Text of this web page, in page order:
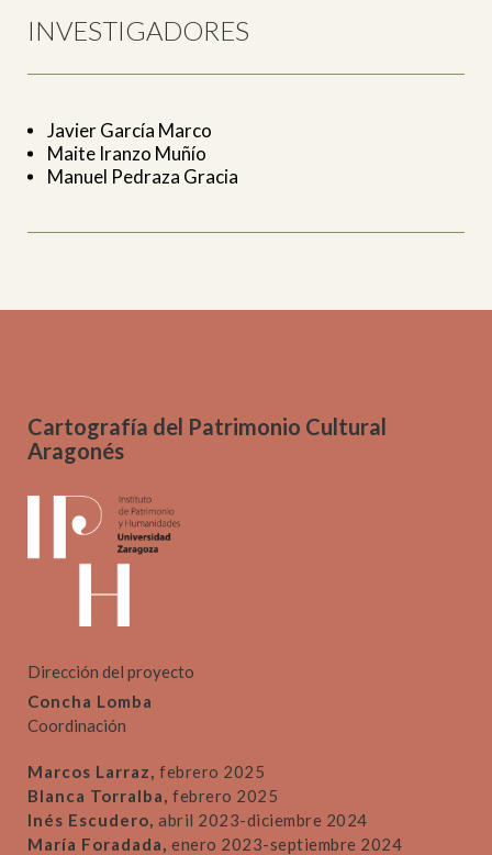
INVESTIGADORES
Javier García Marco
Maite Iranzo Muñío
Manuel Pedraza Gracia
Cartografía del Patrimonio Cultural
Aragonés
Dirección del proyecto
Concha Lomba
Coordinación
Marcos Larraz, febrero 2025
Blanca Torralba, febrero 2025
Inés Escudero, abril 2023-diciembre 2024
María Foradada, enero 2023-septiembre 2024